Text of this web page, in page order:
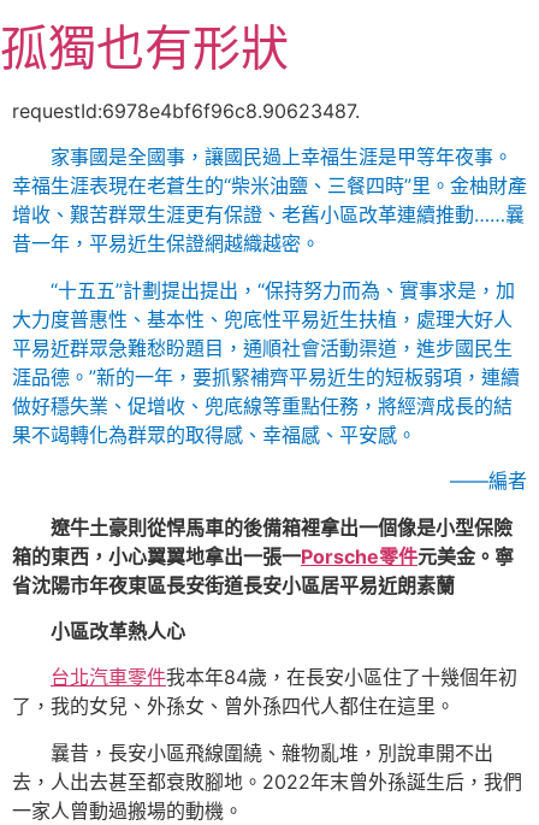
至
主
孤獨也有形狀
requestId:6978e4bf6f96c8.90623487.
家事國是全國事，讓國民過上幸福生涯是甲等年夜事。
幸福生涯表現在老蒼生的“柴米油鹽、三餐四時”里。金柚財產
增收、艱苦群眾生涯更有保證、老舊小區改革連續推動……曩
昔一年，平易近生保證網越織越密。
“十五五”計劃提出提出，“保持努力而為、實事求是，加
大力度普惠性、基本性、兜底性平易近生扶植，處理大好人
平易近群眾急難愁盼題目，通順社會活動渠道，進步國民生
涯品德。”新的一年，要抓緊補齊平易近生的短板弱項，連續
做好穩失業、促增收、兜底線等重點任務，將經濟成長的結
果不竭轉化為群眾的取得感、幸福感、平安感。
——編者
遼牛土豪則從悍馬車的後備箱裡拿出一個像是小型保險
箱的東西，小心翼翼地拿出一張一Porsche零件元美金。寧
省沈陽市年夜東區長安街道長安小區居平易近朗素蘭
小區改革熱人心
台北汽車零件我本年84歲，在長安小區住了十幾個年初
了，我的女兒、外孫女、曾外孫四代人都住在這里。
曩昔，長安小區飛線圍繞、雜物亂堆，別說車開不出
去，人出去甚至都衰敗腳地。2022年末曾外孫誕生后，我們
一家人曾動過搬場的動機。